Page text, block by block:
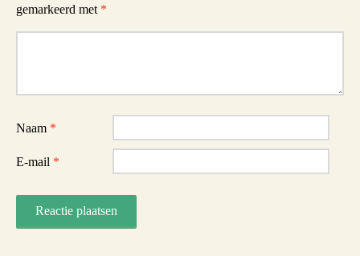
gemarkeerd met *
Naam *
E-mail *